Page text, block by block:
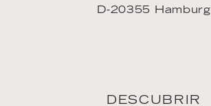
D-20355 Hamburg
DESCUBRIR